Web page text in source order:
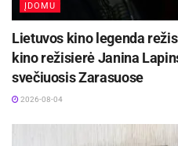
ĮDOMU
Lietuvos kino legenda
kino režisierė Janina
svečiuosis Zarasuose
2026-08-04